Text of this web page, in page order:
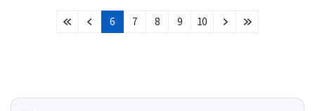
처
이
6 7 8 9 10
다
마